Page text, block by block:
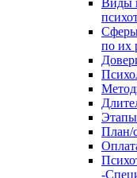
Виды
по их
Этапы
План/
-